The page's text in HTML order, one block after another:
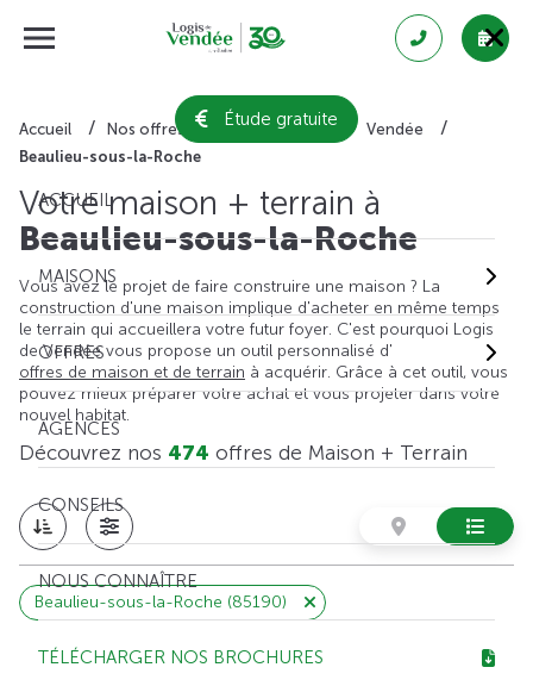
Étude gratuite
ACCUEIL
MAISONS
OFFRES
AGENCES
CONSEILS
NOUS CONNAÎTRE
TÉLÉCHARGER NOS BROCHURES
Accueil Nos offres de maison + terrain
Vendée
Beaulieu-sous-la-Roche
Votre maison + terrain à
Beaulieu-sous-la-Roche
Vous avez le projet de faire construire une maison ? La
construction d'une maison implique d'acheter en même temps
le terrain qui accueillera votre futur foyer. C'est pourquoi Logis
de Vendée vous propose un outil personnalisé d'
offres de maison et de terrain à acquérir. Grâce à cet outil, vous
pouvez mieux préparer votre achat et vous projeter dans votre
nouvel habitat.
Découvrez nos 474 offres de Maison + Terrain
Beaulieu-sous-la-Roche (85190)